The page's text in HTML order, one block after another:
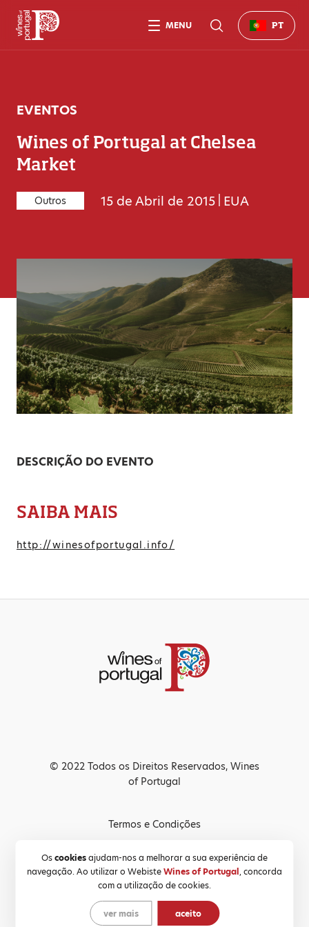
EVENTOS
Wines of Portugal at Chelsea
Market
Outros 15 de Abril de 2015 EUA
DESCRIÇÃO DO EVENTO
SAIBA MAIS
http://winesofportugal.info/
MENU PT
Oscookiesajudam-nos a melhorar a sua experiência de
navegação. Ao utilizar o WebisteWines of Portugal, concorda
com a utilização de cookies.
ver mais aceito
© 2022 Todos os Direitos Reservados, Wines
of Portugal
Termos e Condições
Política de Privacidade
Política de Cookies